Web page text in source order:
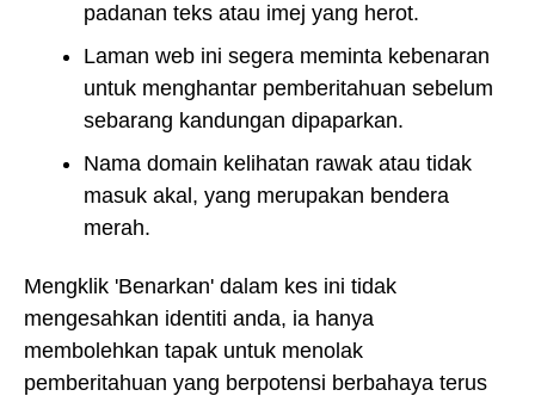
padanan teks atau imej yang herot.
Laman web ini segera meminta kebenaran
untuk menghantar pemberitahuan sebelum
sebarang kandungan dipaparkan.
Nama domain kelihatan rawak atau tidak
masuk akal, yang merupakan bendera
merah.
Mengklik 'Benarkan' dalam kes ini tidak
mengesahkan identiti anda, ia hanya
membolehkan tapak untuk menolak
pemberitahuan yang berpotensi berbahaya terus